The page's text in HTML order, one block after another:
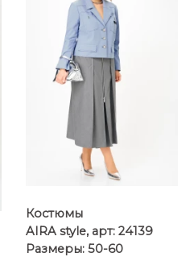
Костюмы
AIRA style, арт: 24139
Размеры: 50-60